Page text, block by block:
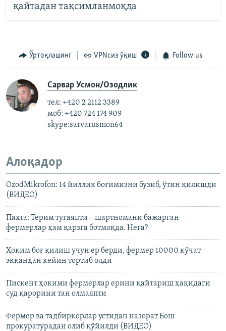
қайтадан тақсимланмоқда
Ўртоқлашинг VPNсиз ўқиш Follow us
Сарвар Усмон/Озодлик
тел: +420 2 2112 3389
моб: +420 724 174 909
skype:sarvarusmon64
Алоқадор
OzodMikrofon: 14 йиллик боғимизни бузиб, ўтин қилишди
(ВИДЕО)
Пахта: Терим тугаяпти – шартномани бажарган
фермерлар ҳам қарзга ботмоқда. Нега?
Ҳоким боғ қилиш учун ер берди, фермер 10000 кўчат
эккандан кейин тортиб олди
Пискент ҳокими фермерлар ерини қайтариш ҳақидаги
суд қарорини тан олмаяпти
Фермер ва тадбиркорлар устидан назорат Бош
прокуратурадан олиб қўйилди (ВИДЕО)